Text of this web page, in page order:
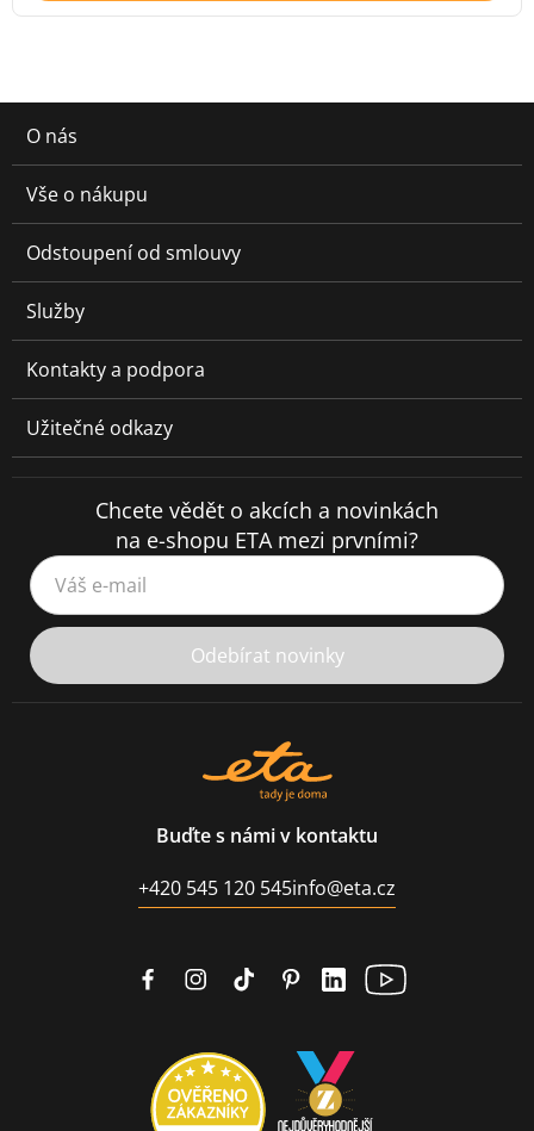
O nás
Vše o nákupu
Odstoupení od smlouvy
Služby
Kontakty a podpora
Užitečné odkazy
Chcete vědět o akcích a novinkách
na e-shopu ETA mezi prvními?
Váš e-mail
Odebírat novinky
Buďte s námi v kontaktu
+420 545 120 545info@eta.cz